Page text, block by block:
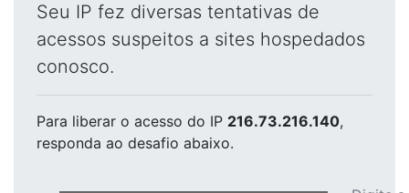
Seu IP fez diversas tentativas de
acessos suspeitos a sites hospedados
conosco.
Para liberar o acesso do IP 216.73.216.140,
responda ao desafio abaixo.